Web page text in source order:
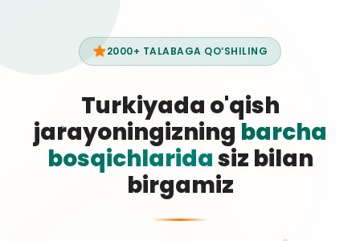
2000+ TALABAGA QO‘SHILING
Turkiyada o'qish
jarayoningizning barcha
bosqichlaridasiz bilan
birgamiz